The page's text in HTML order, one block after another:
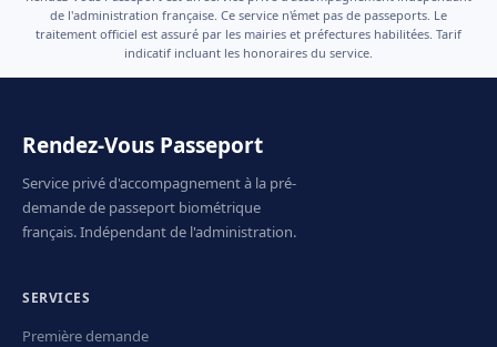
de l'administration française. Ce service n'émet pas de passeports. Le
traitement officiel est assuré par les mairies et préfectures habilitées. Tarif
indicatif incluant les honoraires du service.
Rendez-Vous Passeport
Service privé d'accompagnement à la pré-
demande de passeport biométrique
français. Indépendant de l'administration.
SERVICES
Première demande